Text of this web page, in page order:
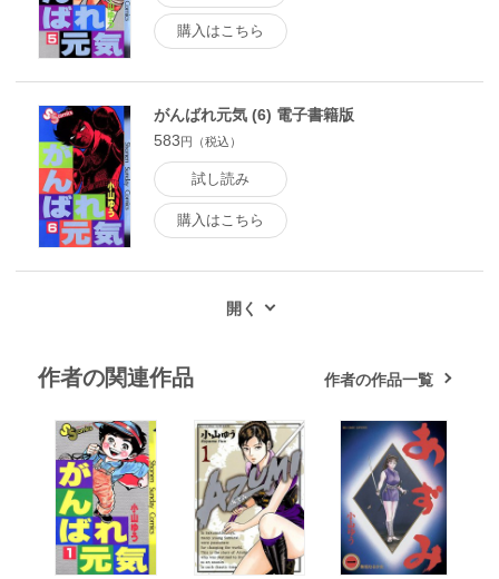
購入はこちら
がんばれ元気 (6) 電子書籍版
583円（税込）
試し読み
購入はこちら
作者の関連作品 作者の作品一覧